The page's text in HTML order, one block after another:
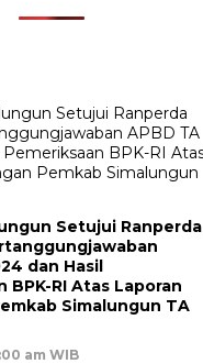
Setujui Ranperda
dan Hasil
BPK-RI Atas Laporan
Simalungun TA
am WIB